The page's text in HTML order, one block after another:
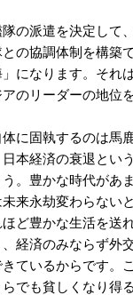
の派遣を決定して
の協調体制を構築
になります。それ
のリーダーの地位
に固執するのは馬
本経済の衰退とい
。豊かな時代があ
来永劫変わらない
ど豊かな生活を送
経済のみならず外
ているからです。
でも貧しくなり得